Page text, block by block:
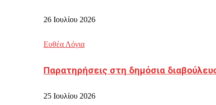
26 Ιουλίου 2026
Ευθέα Λόγια
Παρατηρήσεις στη δημόσια
25 Ιουλίου 2026